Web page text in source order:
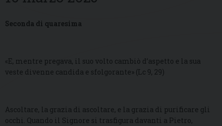
Seconda di quaresima
«E, mentre pregava, il suo volto cambiò d’aspetto e la sua
veste divenne candida e sfolgorante» (Lc 9, 29)
Ascoltare, la grazia di ascoltare, e la grazia di purificare gli
occhi. Quando il Signore si trasfigura davanti a Pietro,